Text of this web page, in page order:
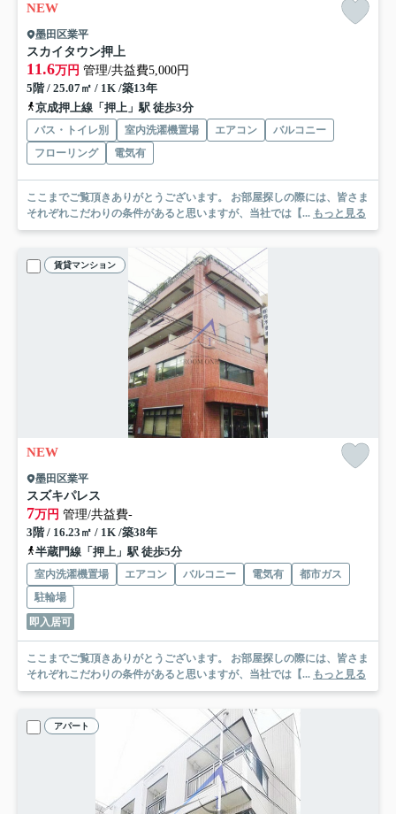
NEW
墨田区業平
スカイタウン押上
11.6万円 管理/共益費5,000円
5階 / 25.07㎡ / 1K /築13年
京成押上線「押上」駅 徒歩3分
バス・トイレ別 室内洗濯機置場 エアコン
バルコニー
フローリング
電気有
ここまでご覧頂きありがとうございます。 お部屋探しの際には、皆さま
それぞれこだわりの条件があると思いますが、当社では【... もっと見る
賃貸マンション
NEW
墨田区業平
スズキパレス
7万円 管理/共益費-
3階 / 16.23㎡ / 1K /築38年
半蔵門線「押上」駅 徒歩5分
室内洗濯機置場 エアコン バルコニー 電気有
都市ガス
駐輪場
即入居可
ここまでご覧頂きありがとうございます。 お部屋探しの際には、皆さま
それぞれこだわりの条件があると思いますが、当社では【... もっと見る
アパート